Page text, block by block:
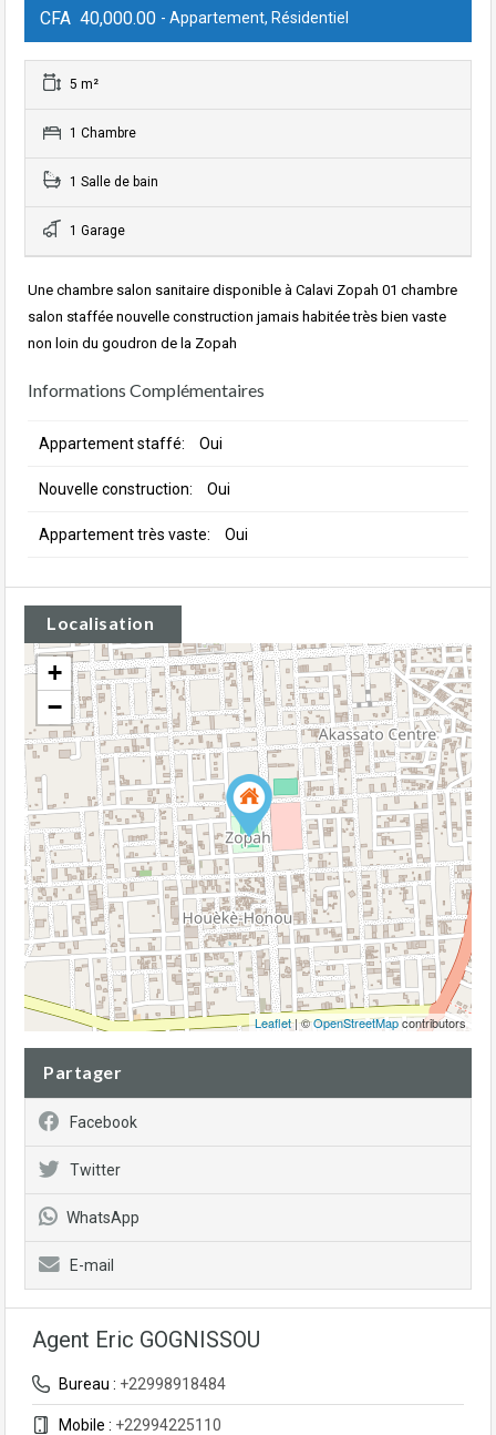
CFA 40,000.00 - Appartement, Résidentiel
5 m²
1 Chambre
1 Salle de bain
1 Garage
Une chambre salon sanitaire disponible à Calavi Zopah 01 chambre
salon staffée nouvelle construction jamais habitée très bien vaste
non loin du goudron de la Zopah
Informations Complémentaires
Appartement staffé: Oui
Nouvelle construction: Oui
Appartement très vaste: Oui
Localisation
+
−
Leaflet| ©OpenStreetMapcontributors
Partager
Facebook
Twitter
WhatsApp
E-mail
Agent Eric GOGNISSOU
Bureau : +22998918484
Mobile : +22994225110